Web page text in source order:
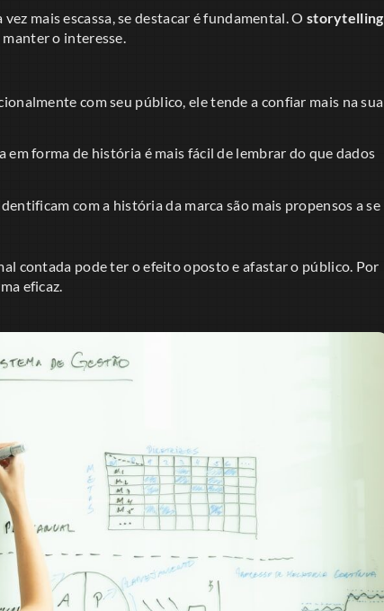
mais escassa, se destacar é fundamental. O storytelling
o interesse.
com seu público, ele tende a confiar mais na sua
em forma de história é mais fácil de lembrar do que dados
com a história da marca são mais propensos a se
contada pode ter o efeito oposto e afastar o público. Por
eficaz.